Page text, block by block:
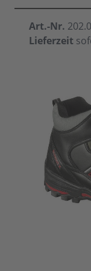
Art.-Nr.
Lieferzeit